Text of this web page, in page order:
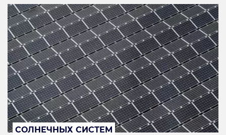
СОЛНЕЧНЫХ СИСТЕМ